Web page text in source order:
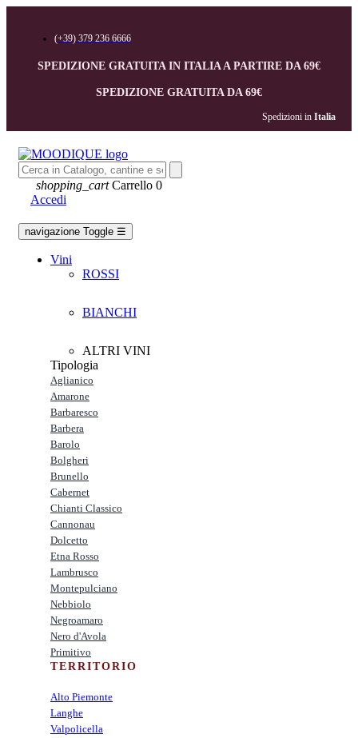
(+39) 379 236 6666
SPEDIZIONE GRATUITA IN ITALIA A PARTIRE DA 69€
SPEDIZIONE GRATUITA DA 69€
Spedizioni in Italia
shopping_cart Carrello 0
Accedi
navigazione Toggle ☰
Vini
ROSSI
BIANCHI
ALTRI VINI
Tipologia
Aglianico
Amarone
Barbaresco
Barbera
Barolo
Bolgheri
Brunello
Cabernet
Chianti Classico
Cannonau
Dolcetto
Etna Rosso
Lambrusco
Montepulciano
Nebbiolo
Negroamaro
Nero d'Avola
Primitivo
TERRITORIO
Alto Piemonte
Langhe
Valpolicella